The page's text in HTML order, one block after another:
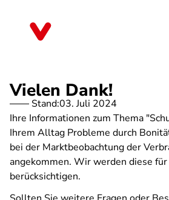
Vielen Dank!
Stand:03. Juli 2024
Ihre Informationen zum Thema
Ihrem Alltag Probleme durch
bei der Marktbeobachtung der
angekommen. Wir werden diese
berücksichtigen.